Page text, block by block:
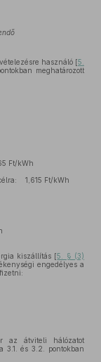
használó [5.
meghatározott
Ft/kWh
1,615 Ft/kWh
kiszállítás [5. § (3)
engedélyes a
az átviteli hálózatot
3.1. és 3.2. pontokban